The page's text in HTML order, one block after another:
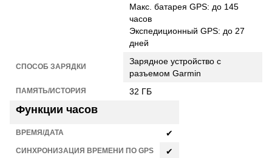
Макс. батарея GPS: до 145
часов
Экспедиционный GPS: до 27
дней
СПОСОБ ЗАРЯДКИ
Зарядное устройство с
разъемом Garmin
ПАМЯТЬ/ИСТОРИЯ 32 ГБ
Функции часов
ВРЕМЯ/ДАТА ✔
СИНХРОНИЗАЦИЯ ВРЕМЕНИ ПО GPS ✔